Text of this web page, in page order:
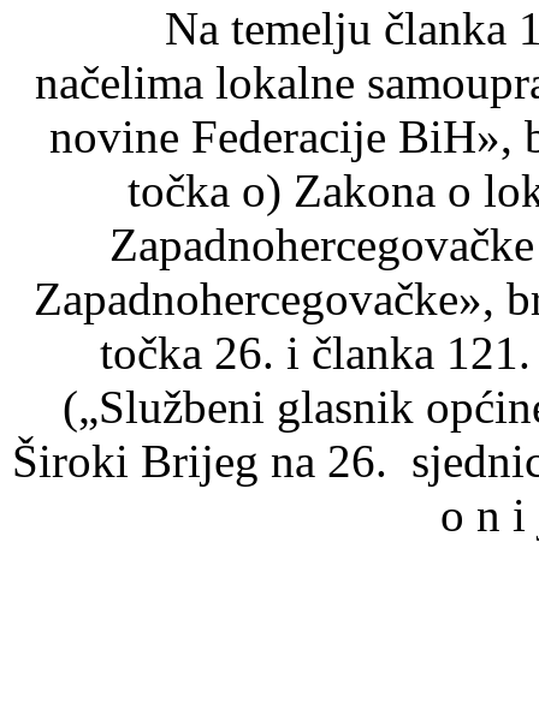
Na temelju članka 13.
načelima lokalne
novine Federacije BiH»,
točka o) Zakona o
Zapadnohercegovačke»,
točka 26. i članka
(„Službeni glasnik
Široki Brijeg na 26.
o n